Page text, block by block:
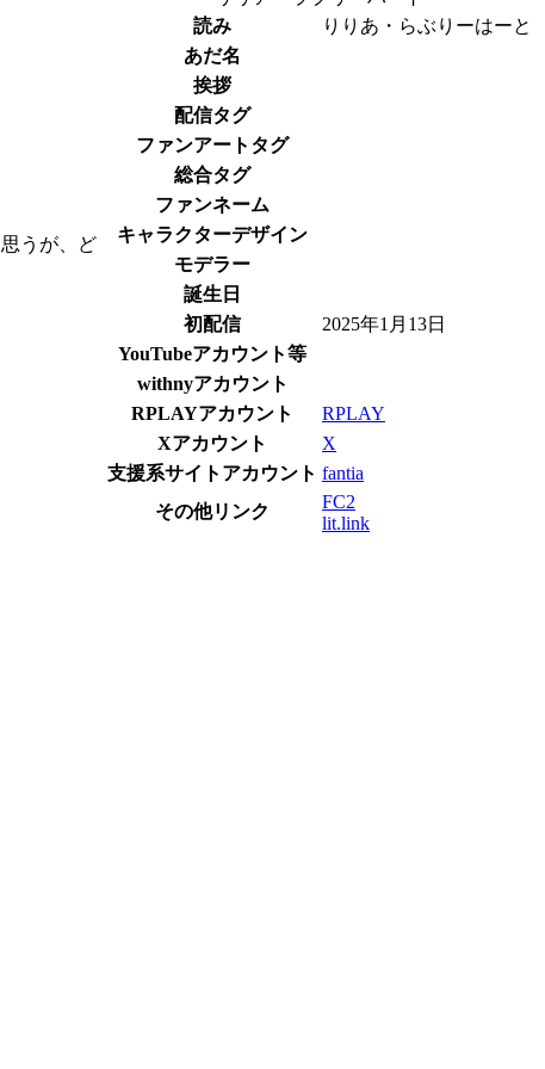
読み
りりあ・らぶりーはーと
あだ名
挨拶
配信タグ
ファンアートタグ
総合タグ
ファンネーム
キャラクターデザイン
モデラー
誕生日
初配信
2025年1月13日
YouTubeアカウント等
withnyアカウント
RPLAYアカウント
RPLAY
Xアカウント
X
支援系サイトアカウント fantia
その他リンク
FC2
lit.link
うが、ど